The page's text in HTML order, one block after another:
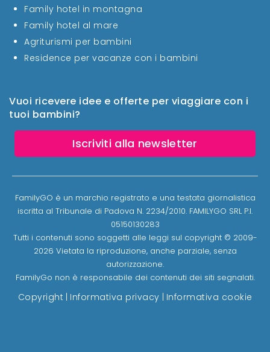
Vuoi ricevere idee e offerte per viaggiare con i
tuoi bambini?
Iscriviti alla newsletter
Family hotel in montagna
Family hotel al mare
Agriturismi per bambini
Residence per vacanze con i bambini
FamilyGO è un marchio registrato e una testata giornalistica
iscritta al Tribunale di Padova N. 2234/2010. FAMILYGO SRL P.I.
05150130283
Tutti i contenuti sono soggetti alle leggi sul copyright © 2009-
2026 Vietata la riproduzione, anche parziale, senza
autorizzazione.
FamilyGo non è responsabile dei contenuti dei siti segnalati.
Copyright | Informativa privacy | Informativa cookie